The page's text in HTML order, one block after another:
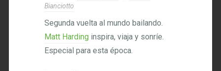
Bianciotto
Segunda vuelta al mundo bailando.
Matt Harding inspira, viaja y sonríe.
Especial para esta época.